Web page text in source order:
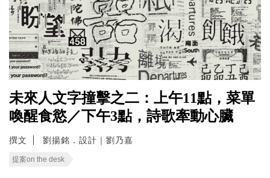
未來人文字撞擊之二：上午11點，菜單
喚醒食慾／下午3點，詩歌牽動心臟
撰文 劉揚銘．設計｜劉乃嘉
提案on the desk